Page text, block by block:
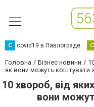
C covid19 в Павлограде С
Головна Бізнес новини
як вони можуть коштувати
10 хвороб, від
вони